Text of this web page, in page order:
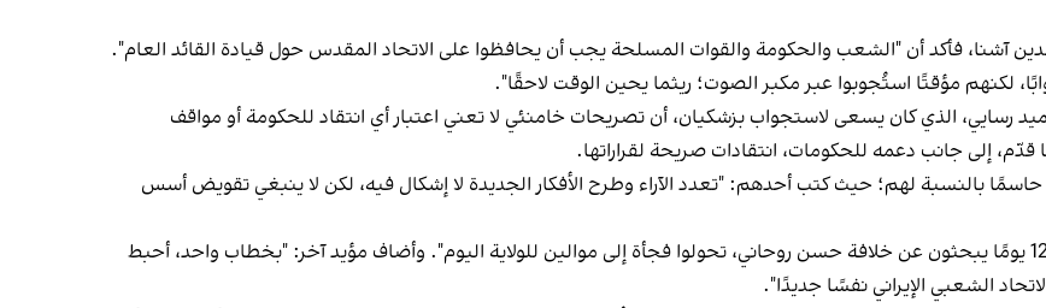
آشنا، فأكد أن "الشعب والحكومة والقوات المسلحة يجب أن يحافظوا على الاتحاد المقدس حول قيادة القائد العام".
لكنهم مؤقتًا استُجوبوا عبر مكبر الصوت؛ ريثما يحين الوقت لاحقًا".
رسايي، الذي كان يسعى لاستجواب بزشكيان، أن تصريحات خامنئي لا تعني اعتبار أي انتقاد للحكومة أو مواقف
قدّم، إلى جانب دعمه للحكومات، انتقادات صريحة لقراراتها.
بالنسبة لهم؛ حيث كتب أحدهم: "تعدد الآراء وطرح الأفكار الجديدة لا إشكال فيه، لكن لا ينبغي تقويض أسس
وغرّد آخر: "من معجزات المرشد أن الذين كانوا خلال حرب الـ 12 يومًا يبحثون عن خلافة حسن روحاني، تحولوا فجأة إلى موالين للولاية اليوم". وأضاف مؤيد آخر: "بخطاب واحد، أحبط
الشعبي الإيراني نفسًا جديدًا".